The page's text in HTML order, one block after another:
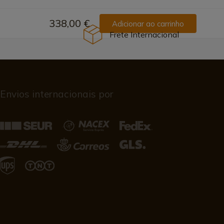
338,00 € Adicionar ao carrinho
Frete Internacional
Envios internacionais por